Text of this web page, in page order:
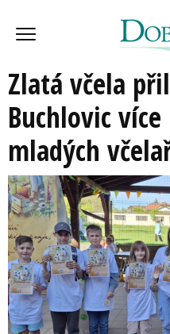
Zlatá včela
Buchlovic
mladých